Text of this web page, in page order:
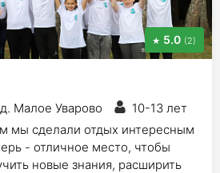
5.0 (2)
Малое Уварово
10-13 лет
мы сделали отдых интересным
- отличное место, чтобы
новые знания, расширить